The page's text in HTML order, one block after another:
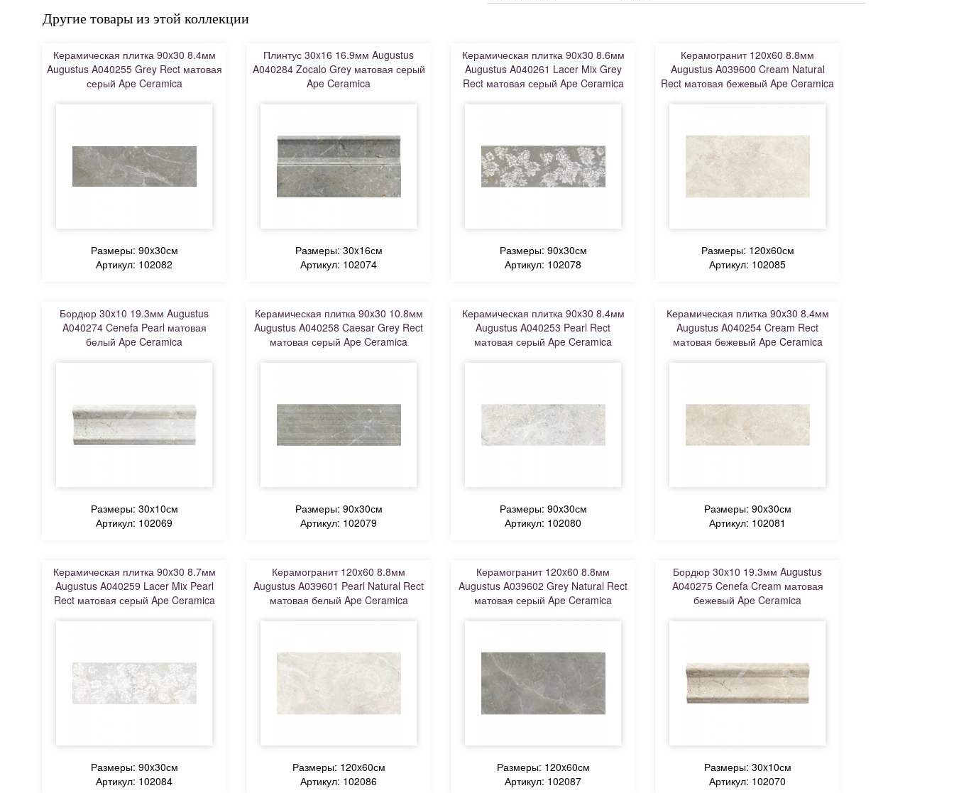
Другие товары из этой коллекции
Керамическая плитка 90x30 8.4мм
Augustus A040255 Grey Rect матовая
серый Ape Ceramica
Размеры: 90x30см
Артикул: 102082
Плинтус 30x16 16.9мм Augustus
A040284 Zocalo Grey матовая серый
Ape Ceramica
Размеры: 30x16см
Артикул: 102074
Керамическая плитка 90x30 8.6мм
Augustus A040261 Lacer Mix Grey
Rect матовая серый Ape Ceramica
Размеры: 90x30см
Артикул: 102078
Керамогранит 120x60 8.8мм
Augustus A039600 Cream Natural
Rect матовая бежевый Ape Ceramica
Размеры: 120x60см
Артикул: 102085
Бордюр 30x10 19.3мм Augustus
A040274 Cenefa Pearl матовая
белый Ape Ceramica
Размеры: 30x10см
Артикул: 102069
Керамическая плитка 90x30 10.8мм
Augustus A040258 Caesar Grey Rect
матовая серый Ape Ceramica
Размеры: 90x30см
Артикул: 102079
Керамическая плитка 90x30 8.4мм
Augustus A040253 Pearl Rect
матовая серый Ape Ceramica
Размеры: 90x30см
Артикул: 102080
Керамическая плитка 90x30 8.4мм
Augustus A040254 Cream Rect
матовая бежевый Ape Ceramica
Размеры: 90x30см
Артикул: 102081
Керамическая плитка 90x30 8.7мм
Augustus A040259 Lacer Mix Pearl
Rect матовая серый Ape Ceramica
Размеры: 90x30см
Артикул: 102084
Керамогранит 120x60 8.8мм
Augustus A039601 Pearl Natural Rect
матовая белый Ape Ceramica
Размеры: 120x60см
Артикул: 102086
Керамогранит 120x60 8.8мм
Augustus A039602 Grey Natural Rect
матовая серый Ape Ceramica
Размеры: 120x60см
Артикул: 102087
Бордюр 30x10 19.3мм Augustus
A040275 Cenefa Cream матовая
бежевый Ape Ceramica
Размеры: 30x10см
Артикул: 102070